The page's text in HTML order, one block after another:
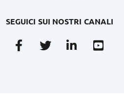
SEGUICI SUI NOSTRI CANALI
FacebookTwitterLinkedin